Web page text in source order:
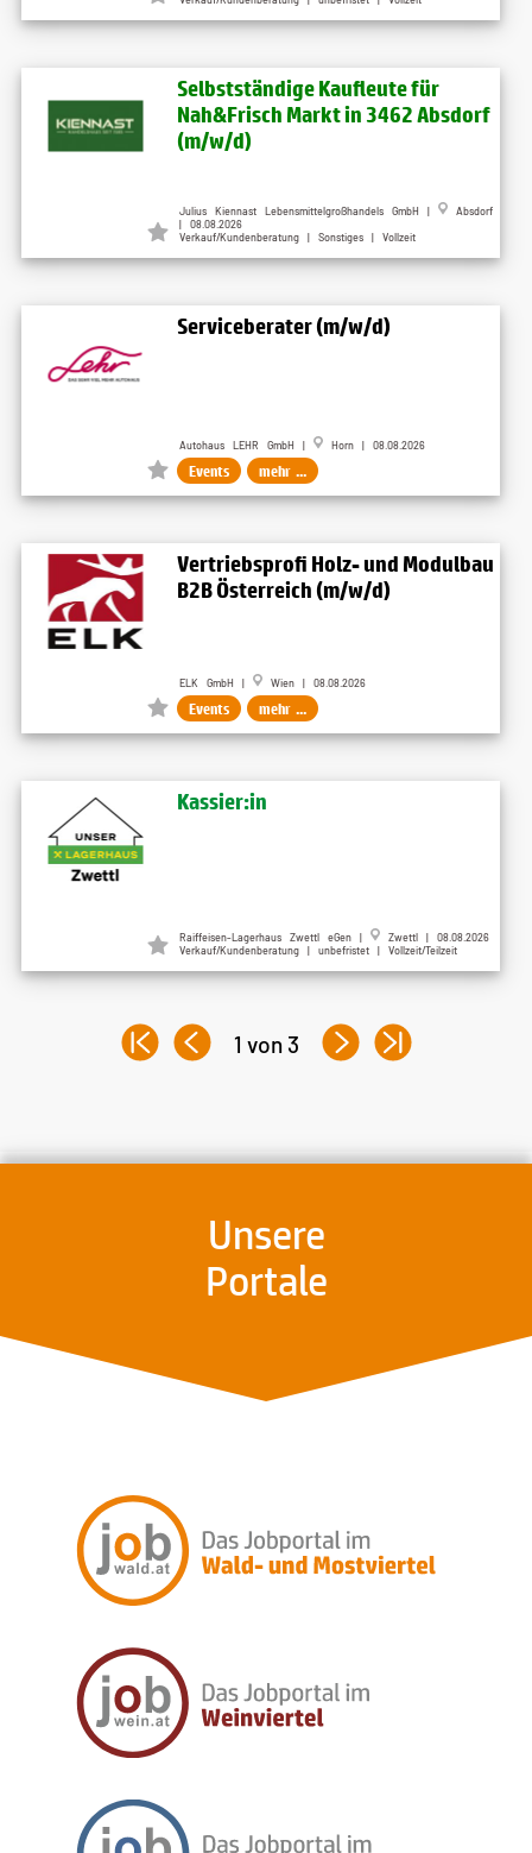
Selbstständige Kaufleute für
Nah&Frisch Markt in 3462 Absdorf
(m/w/d)
Julius Kiennast Lebensmittelgroßhandels GmbH |
Absdorf
| 08.08.2026
Verkauf/Kundenberatung | Sonstiges | Vollzeit
Serviceberater (m/w/d)
Autohaus LEHR GmbH | Horn | 08.08.2026
Events mehr ...
Vertriebsprofi Holz- und Modulbau
B2B Österreich (m/w/d)
ELK GmbH | Wien | 08.08.2026
Events mehr ...
Kassier:in
Raiffeisen-Lagerhaus Zwettl eGen |
Zwettl | 08.08.2026
Verkauf/Kundenberatung | unbefristet | Vollzeit/Teilzeit
1 von 3
Unsere
Portale